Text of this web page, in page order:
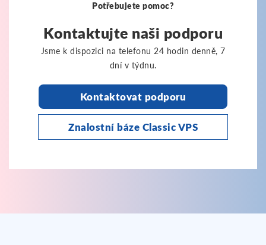
Potřebujete pomoc?
Kontaktujte naši podporu
Jsme k dispozici na telefonu 24 hodin denně, 7
dní v týdnu.
Kontaktovat podporu
Znalostní báze Classic VPS